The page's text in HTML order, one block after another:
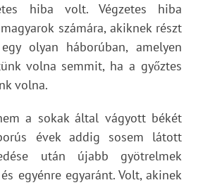
hiba volt. Végzetes hiba
számára, akiknek részt
olyan háborúban, amelyen
volna semmit, ha a győztes
volna.
a sokak által vágyott békét
évek addig sosem látott
után újabb gyötrelmek
egyénre egyaránt. Volt, akinek